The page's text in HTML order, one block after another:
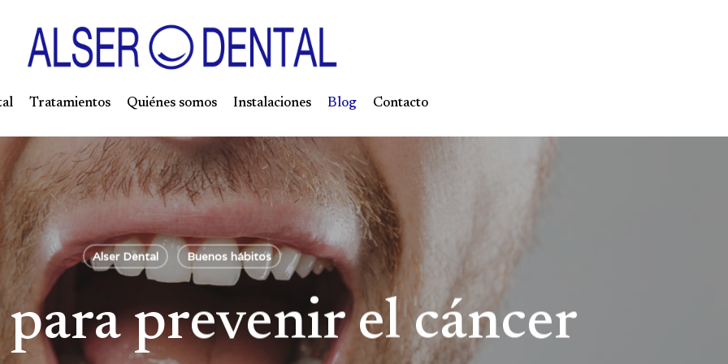
Tratamientos Quiénes somos Instalaciones Blog Contacto
Alser Dental Buenos hábitos
para prevenir el cáncer